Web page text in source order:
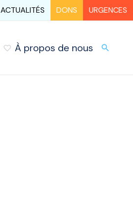
ACTUALITÉS DONS URGENCES
À propos de nous search